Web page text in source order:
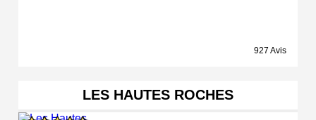
927 Avis
LES HAUTES ROCHES